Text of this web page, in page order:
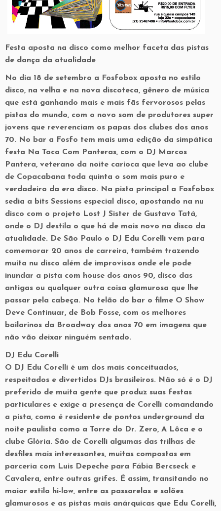
Festa aposta na disco como melhor faceta das pistas
de dança da atualidade
No dia 18 de setembro a Fosfobox aposta no estilo
disco, na velha e na nova discoteca, gênero de música
que está ganhando mais e mais fãs fervorosos pelas
pistas do mundo, com o novo som de produtores super
jovens que reverenciam os papas dos clubes dos anos
70. No bar a Fosfo tem mais uma edição da simpática
festa Na Toca Com Panteras, com o DJ Marcos
Pantera, veterano da noite carioca que leva ao clube
de Copacabana toda quinta o som mais puro e
verdadeiro da era disco. Na pista principal a Fosfobox
sedia a bits Sessions especial disco, apostando na nu
disco com o projeto Lost J Sister de Gustavo Tatá,
onde o DJ destila o que há de mais novo na disco da
atualidade. De São Paulo o DJ Edu Corelli vem para
comemorar 20 anos de carreira, também trazendo
muita nu disco além de improvisos onde ele pode
inundar a pista com house dos anos 90, disco das
antigas ou qualquer outra coisa glamurosa que lhe
passar pela cabeça. No telão do bar o filme O Show
Deve Continuar, de Bob Fosse, com os melhores
bailarinos da Broadway dos anos 70 em imagens que
não vão deixar ninguém sentado.
DJ Edu Corelli
O DJ Edu Corelli é um dos mais conceituados,
respeitados e divertidos DJs brasileiros. Não só é o DJ
preferido de muita gente que produz suas festas
particulares e exige a presença de Corelli comandando
a pista, como é residente de pontos underground da
noite paulista como a Torre do Dr. Zero, A Lôca e o
clube Glória. São de Corelli algumas das trilhas de
desfiles mais interessantes, muitas compostas em
parceria com Luis Depeche para Fábia Bercseck e
Cavalera, entre outras grifes. É assim, transitando no
maior estilo hi-low, entre as passarelas e salões
glamurosos e as pistas mais anárquicas que Edu Corelli,